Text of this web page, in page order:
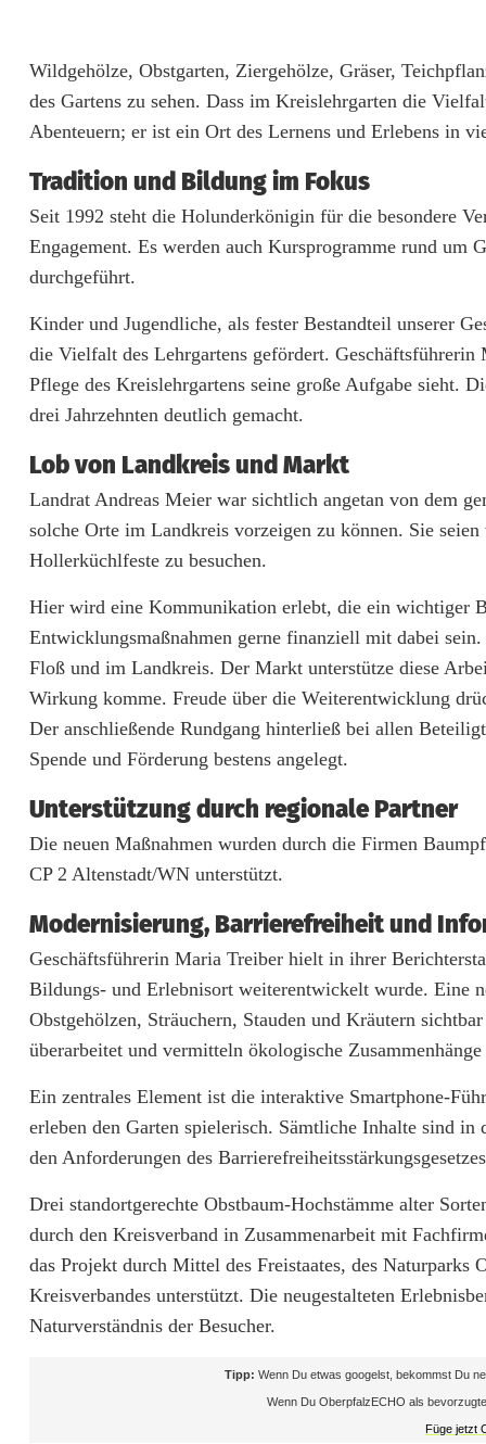
s
l
h
r
g
a
r
t
e
n
F
l
o
ß
z
u
E
r
e
b
n
s
o
r
t
Wildgehölze, Obstgarten, Ziergehölze, Gräser,
des Gartens zu sehen. Dass im Kreislehrgarten die
Abenteuern; er ist ein Ort des Lernens und Erlebens in
Tradition und Bildung im Fokus
Seit 1992 steht die Holunderkönigin für die besondere
Engagement. Es werden auch Kursprogramme rund um
durchgeführt.
Kinder und Jugendliche, als fester Bestandteil unserer
die Vielfalt des Lehrgartens gefördert.
Pflege des Kreislehrgartens seine große Aufgabe sieht.
drei Jahrzehnten deutlich gemacht.
Lob von Landkreis und Markt
Landrat Andreas Meier war sichtlich angetan von dem
solche Orte im Landkreis vorzeigen zu können. Sie
Hollerküchlfeste zu besuchen.
Hier wird eine Kommunikation erlebt, die ein wichtiger
Entwicklungsmaßnahmen gerne finanziell mit dabei
Floß und im Landkreis. Der Markt unterstütze diese
Wirkung komme. Freude über die Weiterentwicklung
Der anschließende Rundgang hinterließ bei allen
Spende und Förderung bestens angelegt.
Unterstützung durch regionale Partner
Die neuen Maßnahmen wurden durch die Firmen
CP 2 Altenstadt/WN unterstützt.
Modernisierung, Barrierefreiheit und
Geschäftsführerin Maria Treiber hielt in ihrer
Bildungs- und Erlebnisort weiterentwickelt wurde. Eine
Obstgehölzen, Sträuchern, Stauden und Kräutern
überarbeitet und vermitteln ökologische
Ein zentrales Element ist die interaktive Smartphone-
erleben den Garten spielerisch. Sämtliche Inhalte sind in
den Anforderungen des
Drei standortgerechte Obstbaum-Hochstämme alter
durch den Kreisverband in Zusammenarbeit mit
das Projekt durch Mittel des Freistaates, des Naturparks
Kreisverbandes unterstützt. Die neugestalteten
Naturverständnis der Besucher.
Tipp: Wenn Du etwas googelst, bekommst Du
Wenn Du OberpfalzECHO als
Füge jetzt